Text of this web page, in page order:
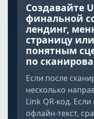
Создавайте
финальной
лендинг,
страницу
понятным
по
Если после
несколько
Link QR-код.
офлайн-текст,